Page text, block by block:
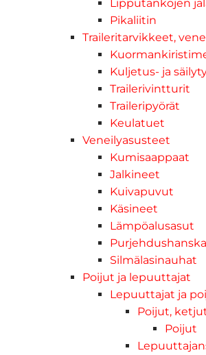
Lipputankojen
Pikaliitin
Traileritarvikkeet,
Kuljetus- ja
Trailerivintturit
Traileripyörät
Keulatuet
Veneilyasusteet
Kumisaappaat
Jalkineet
Kuivapuvut
Käsineet
Lämpöalusasut
Silmälasinauhat
Poijut ja lepuuttajat
Lepuuttajat ja
Poijut,
Poijut